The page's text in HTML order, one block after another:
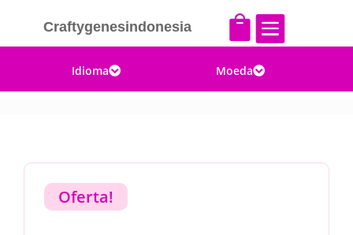
Craftygenesindonesia  
Idioma Moeda
Oferta!